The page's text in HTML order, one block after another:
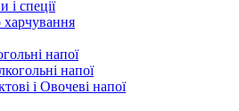
і спеції
напої
напої
і Овочеві напої